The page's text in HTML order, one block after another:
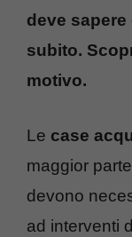
deve
subito.
motivo.
Le case
maggior
devono
ad interventi